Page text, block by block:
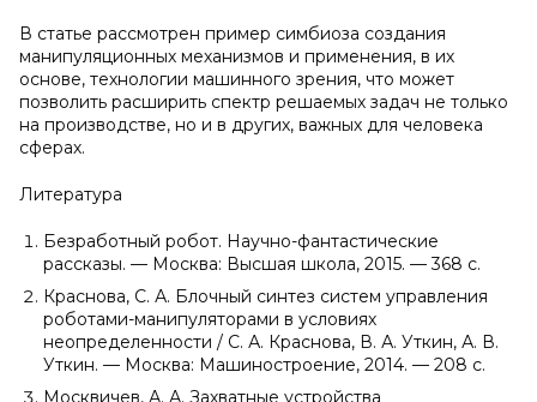
В статье рассмотрен пример симбиоза создания
манипуляционных механизмов и применения, в их
основе, технологии машинного зрения, что может
позволить расширить спектр решаемых задач не только
на производстве, но и в других, важных для человека
сферах.
Литература
Безработный робот. Научно-фантастические
рассказы. — Москва: Высшая школа, 2015. — 368 c.
Краснова, С. А. Блочный синтез систем управления
роботами-манипуляторами в условиях
неопределенности / С. А. Краснова, В. А. Уткин, А. В.
Уткин. — Москва: Машиностроение, 2014. — 208 c.
Москвичев, А. А. Захватные устройства